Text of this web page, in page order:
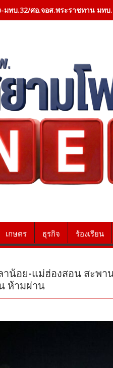
มทบ.32/ศอ.จอส.พระราชทาน มทบ
เกษตร ธุรกิจ ร้องเรียน
น้อย-แม่ฮ่องสอน สะพา
ห้ามผ่าน